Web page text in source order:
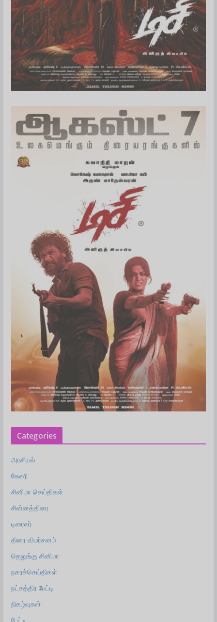
Categories
அரசியல்
கேலரி
சினிமா செய்திகள்
சின்னத்திரை
டிரைலர்
திரை விமர்சனம்
தெலுங்கு சினிமா
நகரச்செய்திகள்
நட்சத்திர பேட்டி
நிகழ்வுகள்
பேட்டி